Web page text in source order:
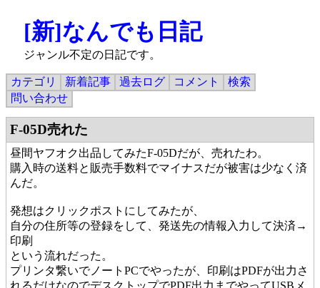
[新]なんでも日記
ジャンル不定の日記です。
カテゴリ 新着記事 過去ログ コメント
検索
問い合わせ
F-05D売れた
昼間ヤフオク出品してみたF-05Dだが、売れたわ。
購入時の送料と販売手数料でマイナスだが被害は少なく済
んだ。
発想はクリックポストにしてみたが、
自分の住所等の登録をして、発送先の情報入力して決済→
印刷
という流れだった。
プリンタ繋いでノートPCでやったが、印刷はPDFが出力さ
れるだけなのでデスクトップでPDF出力までやってUSBメ